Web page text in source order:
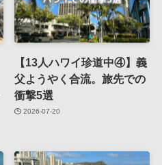
【13人ハワイ珍道中④】義
父ようやく合流。旅先での
衝撃5選
2026-07-20